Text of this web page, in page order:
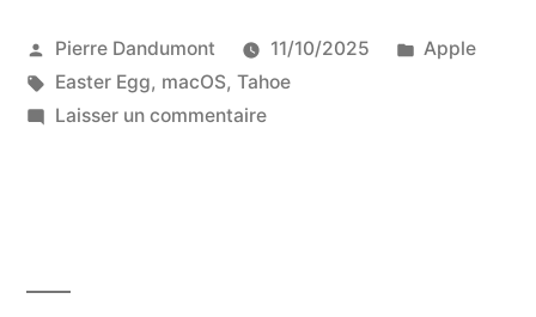
Publié
par
Pierre Dandumont 11/10/2025
Publié
Apple
Étiquettes :
Easter Egg, macOS, Tahoe
Laisser un commentairesur